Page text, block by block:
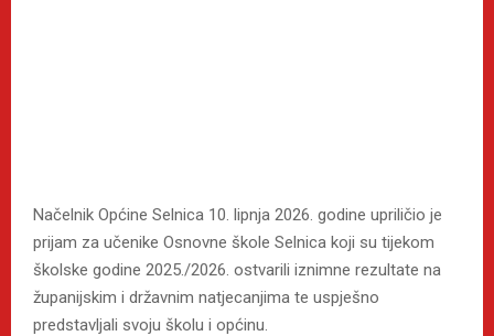
Načelnik Općine Selnica 10. lipnja 2026. godine upriličio je
prijam za učenike Osnovne škole Selnica koji su tijekom
školske godine 2025./2026. ostvarili iznimne rezultate na
županijskim i državnim natjecanjima te uspješno
predstavljali svoju školu i općinu.